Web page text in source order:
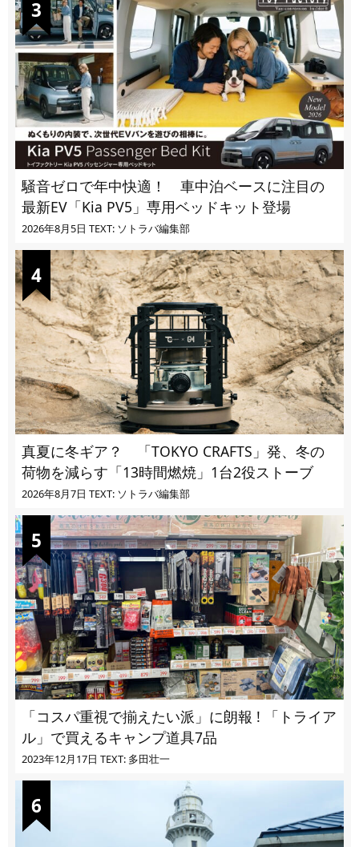
騒音ゼロで年中快適！ 車中泊ベースに注目の
最新EV「Kia PV5」専用ベッドキット登場
2026年8月5日 TEXT: ソトラバ編集部
真夏に冬ギア？ 「TOKYO CRAFTS」発、冬の
荷物を減らす「13時間燃焼」1台2役ストーブ
2026年8月7日 TEXT: ソトラバ編集部
「コスパ重視で揃えたい派」に朗報 ! 「トライア
ル」で買えるキャンプ道具7品
2023年12月17日 TEXT: 多田壮一